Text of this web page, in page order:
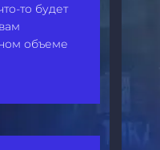
то будет
объеме